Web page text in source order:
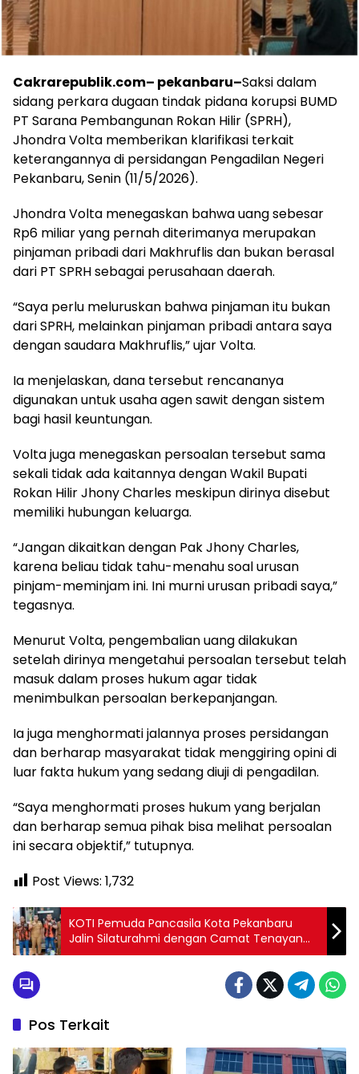
Cakrarepublik.com– pekanbaru–Saksi dalam
sidang perkara dugaan tindak pidana korupsi BUMD
PT Sarana Pembangunan Rokan Hilir (SPRH),
Jhondra Volta memberikan klarifikasi terkait
keterangannya di persidangan Pengadilan Negeri
Pekanbaru, Senin (11/5/2026).
Jhondra Volta menegaskan bahwa uang sebesar
Rp6 miliar yang pernah diterimanya merupakan
pinjaman pribadi dari Makhruflis dan bukan berasal
dari PT SPRH sebagai perusahaan daerah.
“Saya perlu meluruskan bahwa pinjaman itu bukan
dari SPRH, melainkan pinjaman pribadi antara saya
dengan saudara Makhruflis,” ujar Volta.
Ia menjelaskan, dana tersebut rencananya
digunakan untuk usaha agen sawit dengan sistem
bagi hasil keuntungan.
Volta juga menegaskan persoalan tersebut sama
sekali tidak ada kaitannya dengan Wakil Bupati
Rokan Hilir Jhony Charles meskipun dirinya disebut
memiliki hubungan keluarga.
“Jangan dikaitkan dengan Pak Jhony Charles,
karena beliau tidak tahu-menahu soal urusan
pinjam-meminjam ini. Ini murni urusan pribadi saya,”
tegasnya.
Menurut Volta, pengembalian uang dilakukan
setelah dirinya mengetahui persoalan tersebut telah
masuk dalam proses hukum agar tidak
menimbulkan persoalan berkepanjangan.
Ia juga menghormati jalannya proses persidangan
dan berharap masyarakat tidak menggiring opini di
luar fakta hukum yang sedang diuji di pengadilan.
“Saya menghormati proses hukum yang berjalan
dan berharap semua pihak bisa melihat persoalan
ini secara objektif,” tutupnya.
Post Views: 1,732
KOTI Pemuda Pancasila Kota Pekanbaru
Jalin Silaturahmi dengan Camat Tenayan
Raya
Pos Terkait